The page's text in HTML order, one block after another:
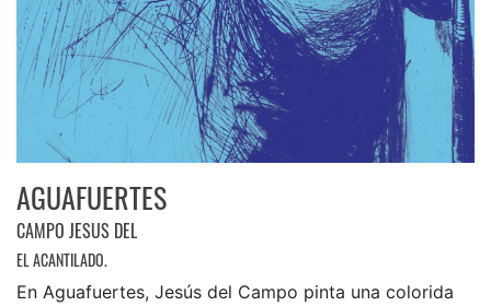
AGUAFUERTES
CAMPO JESUS DEL
EL ACANTILADO.
En Aguafuertes, Jesús del Campo pinta una colorida